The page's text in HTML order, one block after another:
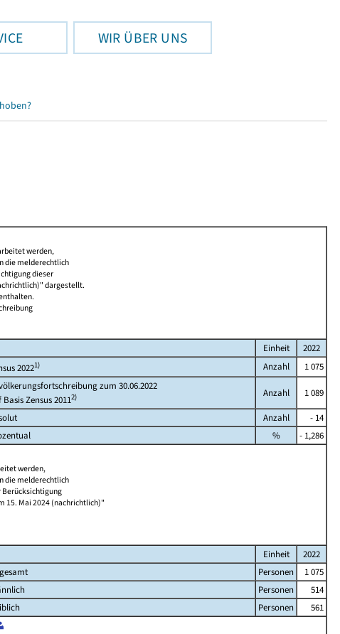
WIR ÜBER UNS
werden,
die melderechtlich
dieser
dargestellt.
Einheit
2022
20221) Anzahl
1 075
zum 30.06.2022
Basis Zensus 20112) Anzahl 1 089
Anzahl
- 14
%
- 1,286
werden,
die melderechtlich
Berücksichtigung
15. Mai 2024 (nachrichtlich)"
Einheit
2022
Personen
1 075
Personen
514
Personen
561